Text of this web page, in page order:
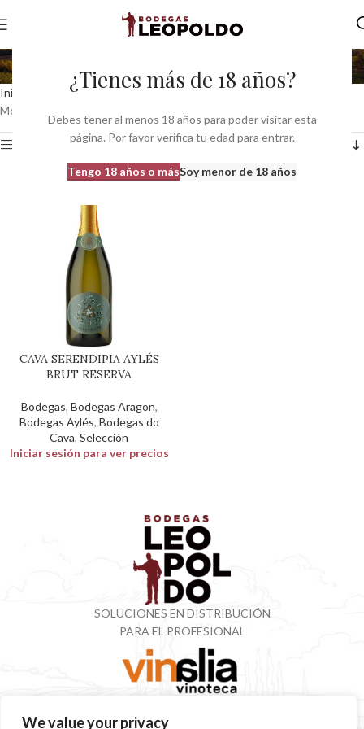
¿Tienes más de 18 años?
Debes tener al menos 18 años para poder visitar esta
página. Por favor verifica tu edad para entrar.
Tengo 18 años o másSoy menor de 18 años
We value your privacy
brut reserva
Inicio
Productos etiquetados “brut reserva”
Mostrando el único resultado
Ver barra lateral
CAVA SERENDIPIA AYLÉS
BRUT RESERVA
Bodegas, Bodegas Aragon,
Bodegas Aylés, Bodegas do
Cava, Selección
Iniciar sesión para ver precios
SOLUCIONES EN DISTRIBUCIÓN
PARA EL PROFESIONAL